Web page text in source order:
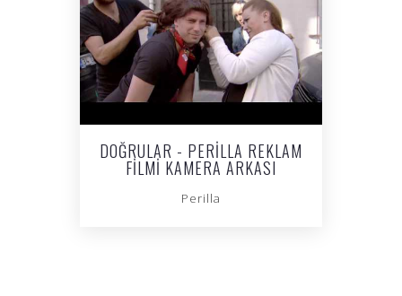
DOĞRULAR - PERILLA REKLAM
FILMI KAMERA ARKASI
Perilla